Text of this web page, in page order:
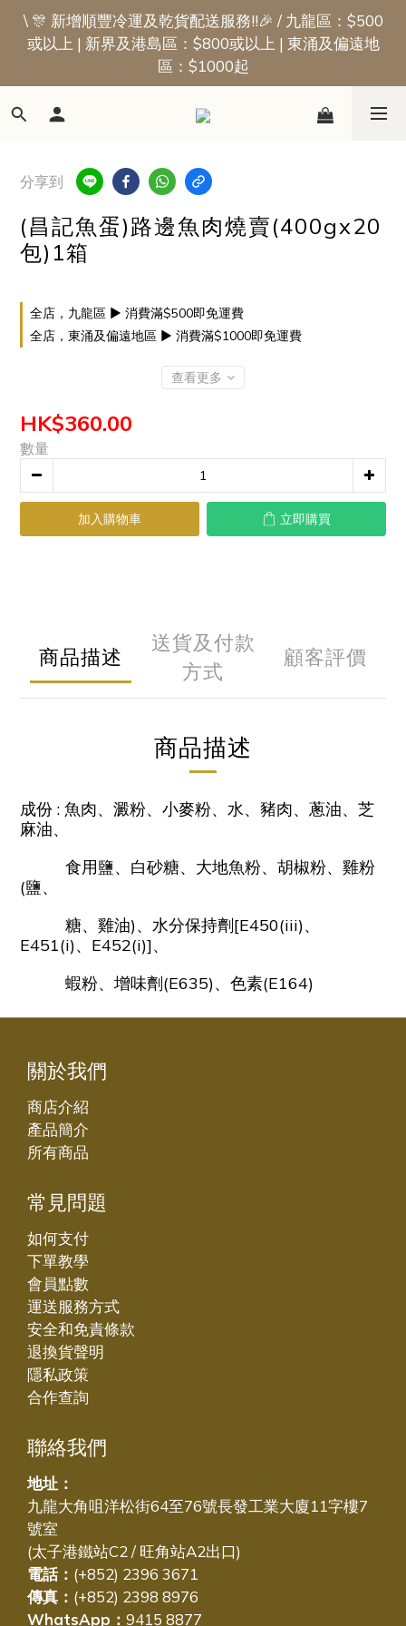
📢新會員優惠 | 首張訂單即享$50迎新獎賞
\ 🎊 新增順豐冷運及乾貨配送服務!!🎉 / 九龍區：$500
或以上 | 新界及港島區：$800或以上 | 東涌及偏遠地
區：$1000起
📢新會員優惠 | 首張訂單即享$50迎新獎賞
分享到
(昌記魚蛋)路邊魚肉燒賣(400gx20
包)1箱
全店，九龍區 ▶ 消費滿$500即免運費
全店，東涌及偏遠地區 ▶ 消費滿$1000即免運費
查看更多
HK$360.00
數量
加入購物車 立即購買
商品描述
送貨及付款
方式
顧客評價
商品描述
成份 : 魚肉、澱粉、小麥粉、水、豬肉、蔥油、芝
麻油、
食用鹽、白砂糖、大地魚粉、胡椒粉、雞粉
(鹽、
糖、雞油)、水分保持劑[E450(iii)、
E451(i)、E452(i)]、
蝦粉、增味劑(E635)、色素(E164)
關於我們
商店介紹
產品簡介
所有商品
常見問題
如何支付
下單教學
會員點數
運送服務方式
安全和免責條款
退換貨聲明
隱私政策
合作查詢
聯絡我們
地址：
九龍大角咀洋松街64至76號長發工業大廈11字樓7
號室
(太子港鐵站C2 / 旺角站A2出口)
電話： (+852) 2396 3671
傳真： (+852) 2398 8976
WhatsApp： 9415 8877